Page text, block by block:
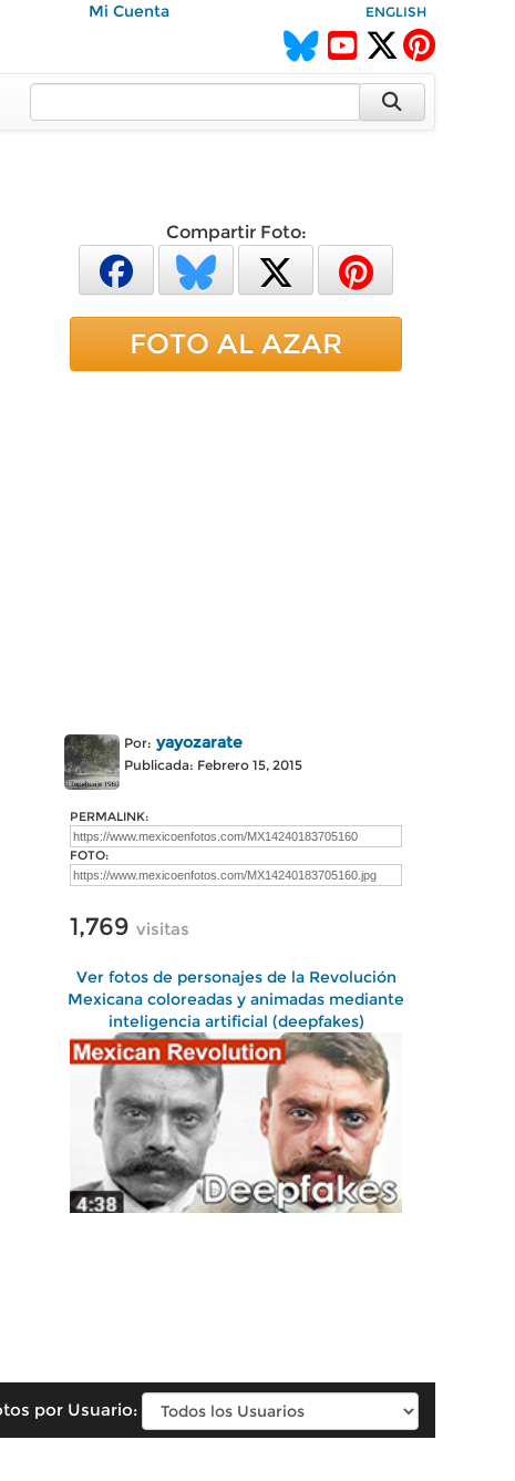
Mi Cuenta ENGLISH
Compartir Foto:
FOTO AL AZAR
Por: yayozarate
Publicada: Febrero 15, 2015
PERMALINK:
FOTO:
1,769 visitas
Ver fotos de personajes de la Revolución
Mexicana coloreadas y animadas mediante
inteligencia artificial (deepfakes)
por Usuario: